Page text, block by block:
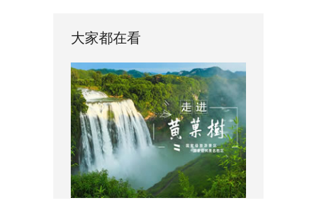
大家都在看